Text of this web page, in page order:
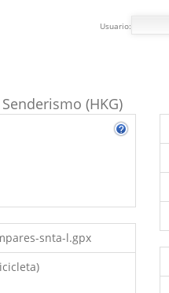
Usuario:
(HKG)
snta-l.gpx